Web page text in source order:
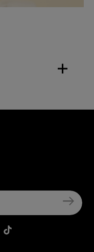
LInkedIn
Youtube
Belkin